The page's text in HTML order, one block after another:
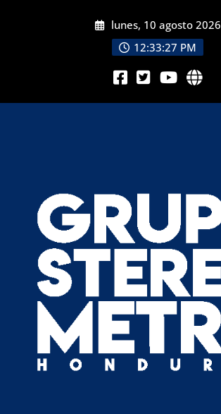
lunes, 10 agosto 2026
12:33:29 PM